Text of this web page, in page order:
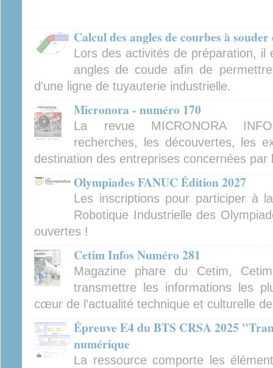
Calcul des angles de courbes à
Lors des activités de préparation, il
angles de coude afin de
d'une ligne de tuyauterie industrielle.
Micronora - numéro 170
La revue MICRONORA
recherches, les découvertes, les
destination des entreprises concernées
Olympiades FANUC Édition 2027
Les inscriptions pour participer à
Robotique Industrielle des
ouvertes !
Cetim Infos Numéro 281
Magazine phare du Cetim,
transmettre les informations les
cœur de l’actualité technique et culturelle
Épreuve E4 du BTS CRSA 2025
numérique
La ressource comporte les